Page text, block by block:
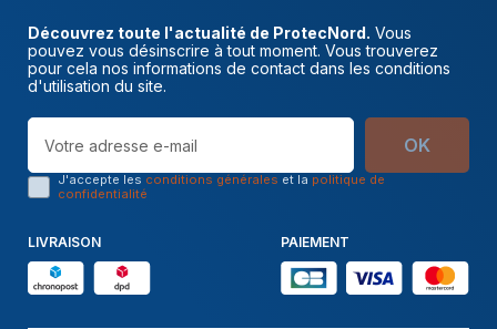
Découvrez toute l'actualité de ProtecNord. Vous
pouvez vous désinscrire à tout moment. Vous trouverez
pour cela nos informations de contact dans les conditions
d'utilisation du site.
OK
J'accepte les conditions générales et la politique de
confidentialité
LIVRAISON PAIEMENT